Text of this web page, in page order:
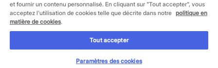
Informations juridiques
Cookie policy
Protection des données
et fournir un contenu personnalisé. En cliquant sur "Tout accepter", vous
acceptez l'utilisation de cookies telle que décrite dans notre politique en
matière de cookies.
Tout accepter
Paramètres des cookies